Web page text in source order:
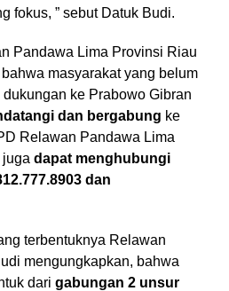
fokus, ” sebut Datuk Budi.
Pandawa Lima Provinsi Riau
masyarakat yang belum
ke Prabowo Gibran
dan bergabung ke
Relawan Pandawa Lima
dapat menghubungi
dan
terbentuknya Relawan
mengungkapkan, bahwa
dari gabungan 2 unsur